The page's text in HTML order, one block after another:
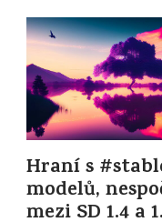
Hraní s
modelů,
mezi SD 1.4 a